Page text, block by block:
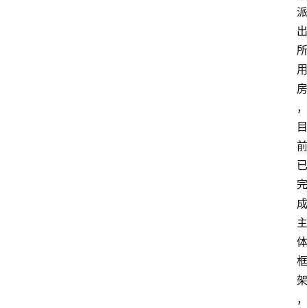
派
出
所
用
房
，
目
前
已
完
成
主
体
框
架
，